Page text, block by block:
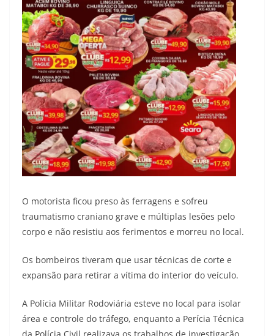
O motorista ficou preso às ferragens e sofreu
traumatismo craniano grave e múltiplas lesões pelo
corpo e não resistiu aos ferimentos e morreu no local.
Os bombeiros tiveram que usar técnicas de corte e
expansão para retirar a vítima do interior do veículo.
A Polícia Militar Rodoviária esteve no local para isolar
área e controle do tráfego, enquanto a Perícia Técnica